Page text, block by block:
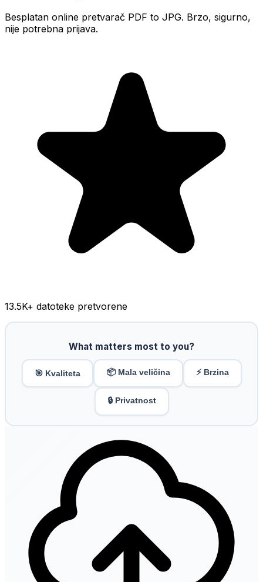
Besplatan online pretvarač PDF to JPG. Brzo, sigurno,
nije potrebna prijava.
13.5K+ datoteke pretvorene
What matters most to you?
🎯 Kvaliteta 📦 Mala veličina ⚡ Brzina
🔒 Privatnost